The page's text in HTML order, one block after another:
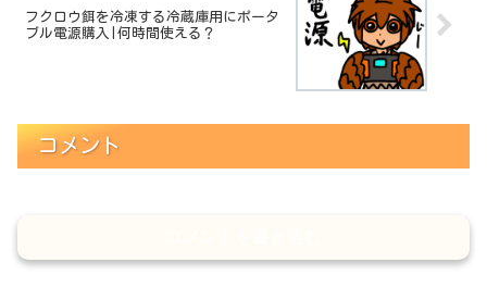
フクロウ餌を冷凍する冷蔵庫用にポータ
ブル電源購入|何時間使える？
コメント